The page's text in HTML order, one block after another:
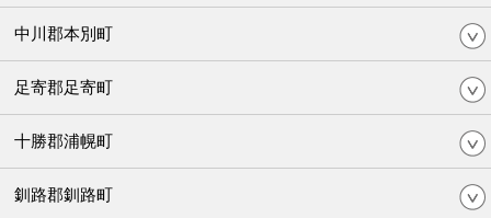
中川郡本別町
足寄郡足寄町
十勝郡浦幌町
釧路郡釧路町